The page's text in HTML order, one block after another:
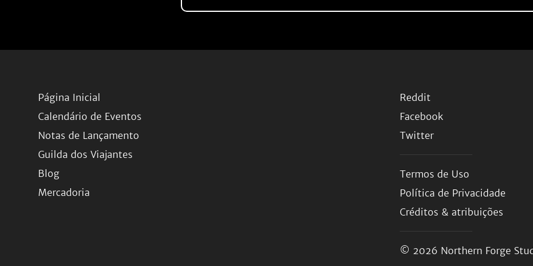
Página Inicial
Calendário de Eventos
Notas de Lançamento
Guilda dos Viajantes
Blog
Mercadoria
Reddit
Facebook
Twitter
Termos de Uso
Política de Privacidade
Créditos & atribuições
© 2026 Northern Forge